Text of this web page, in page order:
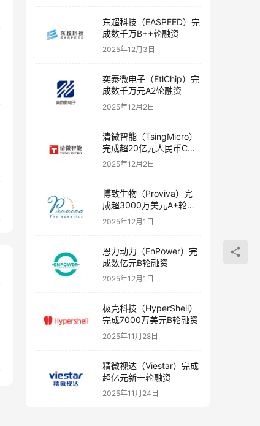
东超科技（EASPEED）完
成数千万B++轮融资
2025年12月3日
奕泰微电子（EtlChip）完
成数千万元A2轮融资
2025年12月2日
清微智能（TsingMicro）
完成超20亿元人民币C轮
融资
2025年12月2日
博致生物（Proviva）完
成超3000万美元A+轮融
资
2025年12月1日
恩力动力（EnPower）完
成数亿元B轮融资
2025年12月1日
极壳科技（HyperShell）
完成7000万美元B轮融资
2025年11月28日
精微视达（Viestar）完成
超亿元新一轮融资
2025年11月24日